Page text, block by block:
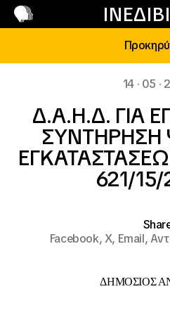
14 · 05 ·
Δ.Α.Η.Δ. ΓΙΑ
ΣΥΝΤΗΡΗΣΗ
621/
Facebook,X, Email,
ΔΗΜΟΣΙΟΣ